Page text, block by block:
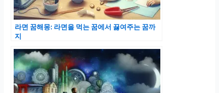
라면 꿈해몽: 라면을 먹는 꿈에서 끓여주는 꿈까
지